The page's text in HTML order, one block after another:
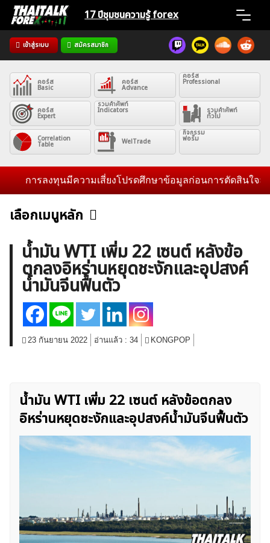
Skip
content
17 ปีชุมชนความรู้ forex
เข้าสู่ระบบ สมัครสมาชิก
Home
News
Articles
VPS Register
ค้นหา
สำหรับ:
คอร์ส
Basic
คอร์ส
Advance
คอร์ส
Professional
คอร์ส
Expert
รวมคำศัพท์
Indicators รวมคำศัพท์
ทั่วไป
Correlation
Table WelTrade
กิจกรรม
ฟอรั่ม
การลงทุนมีความเสี่ยงโปรดศึกษาข้อมูลก่อนการตัดสินใจลงทุ
เลือกเมนูหลัก
ข่าวฟอเร็กซ์และสกุลเงิน คริปโตเคอร์เรนซี
ฟรีซิกแนล รายวัน
บทวิเคราะห์
เศรษฐกิจทั่วไป ดัชนี-หุ้น
พันธบัตร
สินค้าโภคภัณฑ์
โบรกเกอร์ FX
กองทุน Forex
ฟรี EA
น้ำมัน WTI เพิ่ม 22 เซนต์ หลังข้อ
ตกลงอิหร่านหยุดชะงักและอุปสงค์
น้ำมันจีนฟื้นตัว
23 กันยายน 2022 อ่านแล้ว : 34 KONGPOP
น้ำมัน WTI เพิ่ม 22 เซนต์ หลังข้อตกลง
อิหร่านหยุดชะงักและอุปสงค์น้ำมันจีนฟื้นตัว